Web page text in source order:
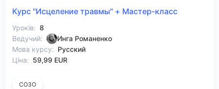
Курс "Исцеление травмы" + Мастер-класс
Уроків: 8
Ведучий:
Инга Романенко
Мова курсу: Русский
Ціна: 59,99 EUR
СОЗО